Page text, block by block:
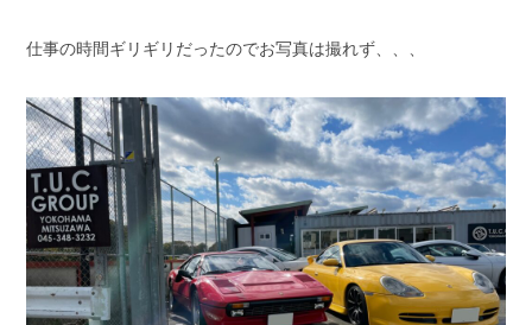
仕事の時間ギリギリだったのでお写真は撮れず、、、